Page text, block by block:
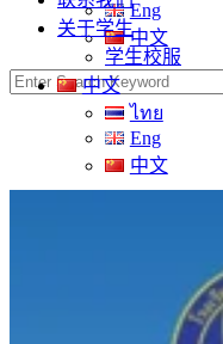
关于学生
学生校服
中文
ไทย
Eng
中文
Eng
中文
Search
for: